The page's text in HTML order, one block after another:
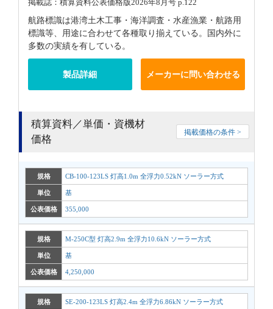
掲載誌：積算資料公表価格版2026年8月号 p.122
航路標識は港湾土木工事・海洋調査・水産漁業・航路用
標識等、用途に合わせて各種取り揃えている。国内外に
多数の実績を有している。
製品詳細 メーカーに問い合わせる
積算資料／単価・資機材
価格
掲載価格の条件 >
規格 CB-100-123LS 灯高1.0m 全浮力0.52kN ソーラー方式
単位 基
公表価格 355,000
規格 M-250C型 灯高2.9m 全浮力10.6kN ソーラー方式
単位 基
公表価格 4,250,000
規格 SE-200-123LS 灯高2.4m 全浮力6.86kN ソーラー方式